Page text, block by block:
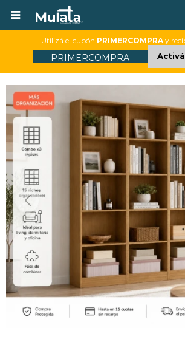

Utilizá el cupón PRIMERCOMPRA y
PRIMERCOMPRA